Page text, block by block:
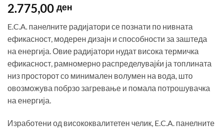
2.775,00 ден
E.C.A. панелните радијатори се познати по нивната
ефикасност, модерен дизајн и способности за заштеда
на енергија. Овие радијатори нудат висока термичка
ефикасност, рамномерно распределувајќи ја топлината
низ просторот со минимален волумен на вода, што
овозможува побрзо загревање и помала потрошувачка
на енергија.
Изработени од висококвалитетен челик, E.C.A. панелните